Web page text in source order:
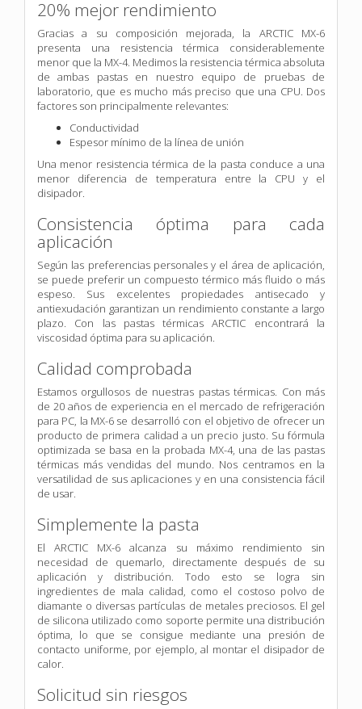
20% mejor rendimiento
Gracias a su composición mejorada, la ARCTIC MX-6
presenta una resistencia térmica considerablemente
menor que la MX-4. Medimos la resistencia térmica absoluta
de ambas pastas en nuestro equipo de pruebas de
laboratorio, que es mucho más preciso que una CPU. Dos
factores son principalmente relevantes:
Conductividad
Espesor mínimo de la línea de unión
Una menor resistencia térmica de la pasta conduce a una
menor diferencia de temperatura entre la CPU y el
disipador.
Consistencia óptima para cada
aplicación
Según las preferencias personales y el área de aplicación,
se puede preferir un compuesto térmico más fluido o más
espeso. Sus excelentes propiedades antisecado y
antiexudación garantizan un rendimiento constante a largo
plazo. Con las pastas térmicas ARCTIC encontrará la
viscosidad óptima para su aplicación.
Calidad comprobada
Estamos orgullosos de nuestras pastas térmicas. Con más
de 20 años de experiencia en el mercado de refrigeración
para PC, la MX-6 se desarrolló con el objetivo de ofrecer un
producto de primera calidad a un precio justo. Su fórmula
optimizada se basa en la probada MX-4, una de las pastas
térmicas más vendidas del mundo. Nos centramos en la
versatilidad de sus aplicaciones y en una consistencia fácil
de usar.
Simplemente la pasta
El ARCTIC MX-6 alcanza su máximo rendimiento sin
necesidad de quemarlo, directamente después de su
aplicación y distribución. Todo esto se logra sin
ingredientes de mala calidad, como el costoso polvo de
diamante o diversas partículas de metales preciosos. El gel
de silicona utilizado como soporte permite una distribución
óptima, lo que se consigue mediante una presión de
contacto uniforme, por ejemplo, al montar el disipador de
calor.
Solicitud sin riesgos